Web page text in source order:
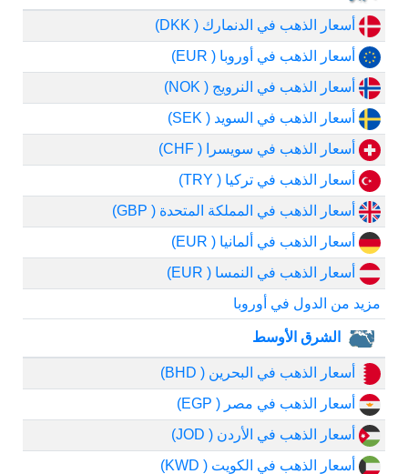
أسعار الذهب في الدنمارك ( DKK)
أسعار الذهب في أوروبا ( EUR)
أسعار الذهب في النرويج ( NOK)
أسعار الذهب في السويد ( SEK)
أسعار الذهب في سويسرا ( CHF)
أسعار الذهب في تركيا ( TRY)
أسعار الذهب في المملكة المتحدة ( GBP)
أسعار الذهب في ألمانيا ( EUR)
أسعار الذهب في النمسا ( EUR)
مزيد من الدول في أوروبا
الشرق الأوسط
أسعار الذهب في البحرين ( BHD)
أسعار الذهب في مصر ( EGP)
أسعار الذهب في الأردن ( JOD)
أسعار الذهب في الكويت ( KWD)